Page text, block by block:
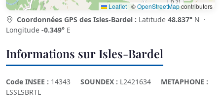
Leaflet | ©OpenStreetMapcontributors
Coordonnées GPS des Isles-Bardel : Latitude 48.837° N ·
Longitude -0.349° E
Informations sur Isles-Bardel
Code INSEE : 14343 SOUNDEX : L2421634
METAPHONE :
LSSLSBRTL